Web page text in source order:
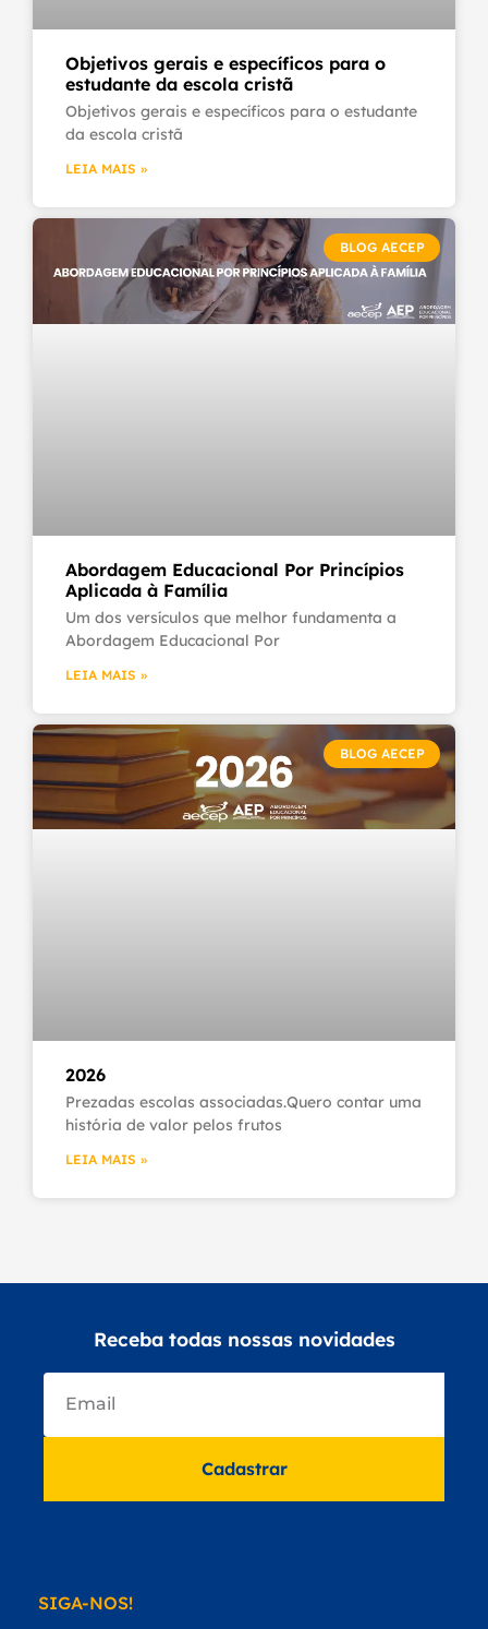
Objetivos gerais e específicos para o
estudante da escola cristã
Objetivos gerais e específicos para o estudante
da escola cristã
LEIA MAIS »
BLOG AECEP
Abordagem Educacional Por Princípios
Aplicada à Família
Um dos versículos que melhor fundamenta a
Abordagem Educacional Por
LEIA MAIS »
BLOG AECEP
2026
Prezadas escolas associadas.Quero contar uma
história de valor pelos frutos
LEIA MAIS »
Receba todas nossas novidades
Cadastrar
SIGA-NOS!